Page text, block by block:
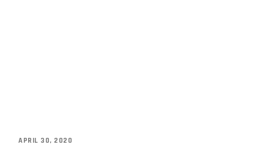
APRIL 30, 2020